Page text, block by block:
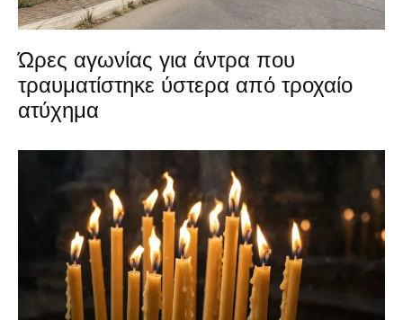
Ώρες αγωνίας για άντρα που
τραυματίστηκε ύστερα από τροχαίο
ατύχημα